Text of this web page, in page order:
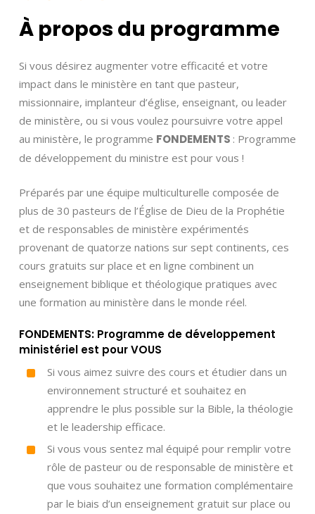
À propos du programme
Si vous désirez augmenter votre efficacité et votre
impact dans le ministère en tant que pasteur,
missionnaire, implanteur d’église, enseignant, ou leader
de ministère, ou si vous voulez poursuivre votre appel
au ministère, le programme FONDEMENTS : Programme
de développement du ministre est pour vous !
Préparés par une équipe multiculturelle composée de
plus de 30 pasteurs de l’Église de Dieu de la Prophétie
et de responsables de ministère expérimentés
provenant de quatorze nations sur sept continents, ces
cours gratuits sur place et en ligne combinent un
enseignement biblique et théologique pratiques avec
une formation au ministère dans le monde réel.
FONDEMENTS: Programme de développement
ministériel est pour VOUS
Si vous aimez suivre des cours et étudier dans un
environnement structuré et souhaitez en
apprendre le plus possible sur la Bible, la théologie
et le leadership efficace.
Si vous vous sentez mal équipé pour remplir votre
rôle de pasteur ou de responsable de ministère et
que vous souhaitez une formation complémentaire
par le biais d’un enseignement gratuit sur place ou